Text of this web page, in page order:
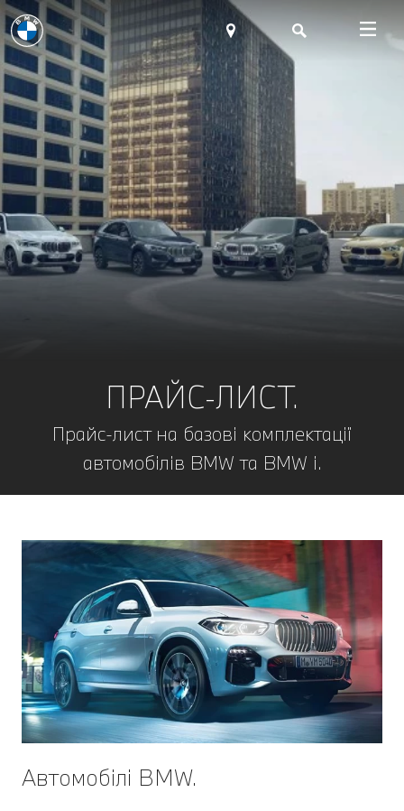
ПРАЙС-ЛИСТ.
Прайс-лист на базові комплектації
автомобілів BMW та BMW i.
Автомобілі BMW.